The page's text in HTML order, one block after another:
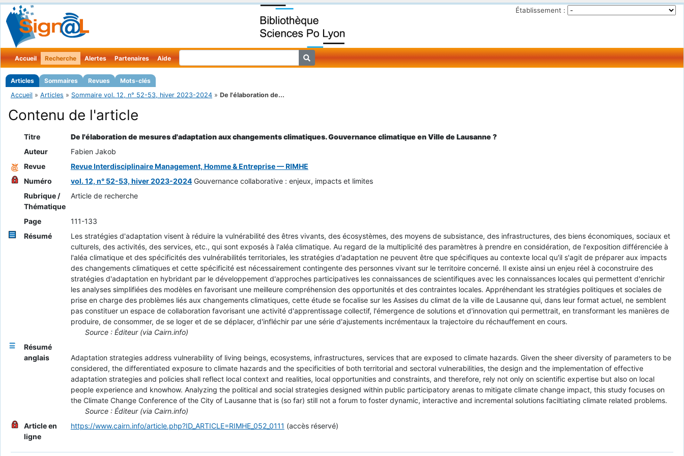
Établissement :
Accueil Recherche
Articles Sommaires Revues Mots-clés
Alertes Partenaires Aide
Accueil » Articles » Sommaire vol. 12, n° 52-53, hiver 2023-2024 » De l'élaboration de...
Contenu de l'article
Titre
De l'élaboration de mesures d'adaptation aux changements climatiques. Gouvernance climatique en Ville de Lausanne ?
Auteur
Fabien Jakob
Revue
Revue Interdisciplinaire Management, Homme & Entreprise — RIMHE
Numéro
vol. 12, n° 52-53, hiver 2023-2024 Gouvernance collaborative : enjeux, impacts et limites
Rubrique /
Thématique
Article de recherche
Page
111-133
Résumé
Les stratégies d'adaptation visent à réduire la vulnérabilité des êtres vivants, des écosystèmes, des moyens de subsistance, des infrastructures, des biens économiques, sociaux et
culturels, des activités, des services, etc., qui sont exposés à l'aléa climatique. Au regard de la multiplicité des paramètres à prendre en considération, de l'exposition différenciée à
l'aléa climatique et des spécificités des vulnérabilités territoriales, les stratégies d'adaptation ne peuvent être que spécifiques au contexte local qu'il s'agit de préparer aux impacts
des changements climatiques et cette spécificité est nécessairement contingente des personnes vivant sur le territoire concerné. Il existe ainsi un enjeu réel à coconstruire des
stratégies d'adaptation en hybridant par le développement d'approches participatives les connaissances de scientifiques avec les connaissances locales qui permettent d'enrichir
les analyses simplifiées des modèles en favorisant une meilleure compréhension des opportunités et des contraintes locales. Appréhendant les stratégies politiques et sociales de
prise en charge des problèmes liés aux changements climatiques, cette étude se focalise sur les Assises du climat de la ville de Lausanne qui, dans leur format actuel, ne semblent
pas constituer un espace de collaboration favorisant une activité d'apprentissage collectif, l'émergence de solutions et d'innovation qui permettrait, en transformant les manières de
produire, de consommer, de se loger et de se déplacer, d'infléchir par une série d'ajustements incrémentaux la trajectoire du réchauffement en cours.
Source : Éditeur (via Cairn.info)
Résumé
anglais
Adaptation strategies address vulnerability of living beings, ecosystems, infrastructures, services that are exposed to climate hazards. Given the sheer diversity of parameters to be
considered, the differentiated exposure to climate hazards and the specificities of both territorial and sectoral vulnerabilities, the design and the implementation of effective
adaptation strategies and policies shall reflect local context and realities, local opportunities and constraints, and therefore, rely not only on scientific expertise but also on local
people experience and knowhow. Analyzing the political and social strategies designed within public participatory arenas to mitigate climate change impact, this study focuses on
the Climate Change Conference of the City of Lausanne that is (so far) still not a forum to foster dynamic, interactive and incremental solutions faciltiating climate related problems.
Source : Éditeur (via Cairn.info)
Article en
ligne
https://www.cairn.info/article.php?ID_ARTICLE=RIMHE_052_0111 (accès réservé)